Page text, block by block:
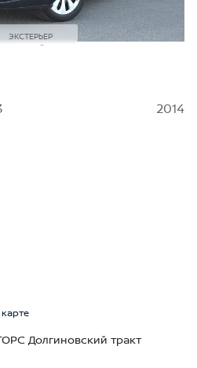
ЭКСТЕРЬЕР
Черный
2014
Долгиновский тракт